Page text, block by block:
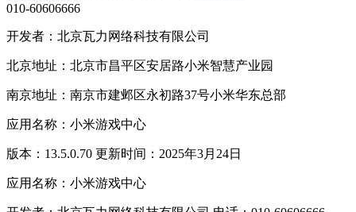
010-60606666
开发者：北京瓦力网络科技有限公司
北京地址：北京市昌平区安居路小米智慧产业园
南京地址：南京市建邺区永初路37号小米华东总部
应用名称：小米游戏中心
版本：13.5.0.70 更新时间：2025年3月24日
应用名称：小米游戏中心